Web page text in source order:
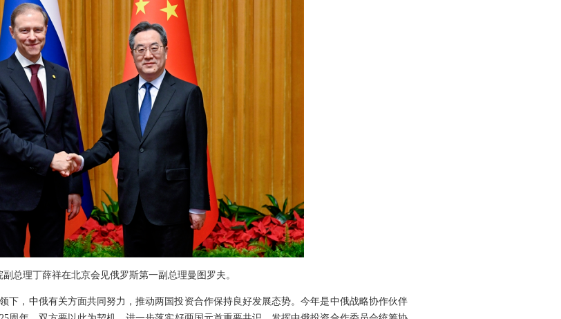
总理丁薛祥在北京会见俄罗斯第一副总理曼图罗夫。
下，中俄有关方面共同努力，推动两国投资合作保持良好发展态势。今年是中俄战略协作伙伴